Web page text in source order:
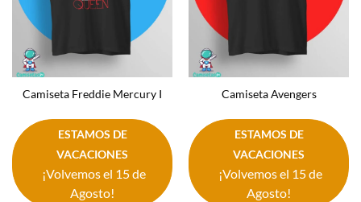
Camiseta Freddie Mercury I
ESTAMOS DE
VACACIONES
¡Volvemos el 15 de
Agosto!
Camiseta Avengers
ESTAMOS DE
VACACIONES
¡Volvemos el 15 de
Agosto!